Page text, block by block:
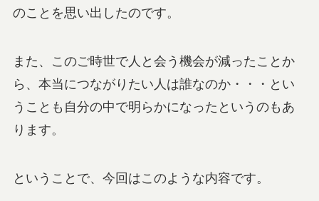
のことを思い出したのです。
また、このご時世で人と会う機会が減ったことか
ら、本当につながりたい人は誰なのか・・・とい
うことも自分の中で明らかになったというのもあ
ります。
ということで、今回はこのような内容です。